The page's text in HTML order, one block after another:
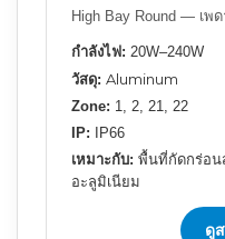
High Bay Round — เพ
กำลังไฟ: 20W–240W
วัสดุ: Aluminum
Zone: 1, 2, 21, 22
IP: IP66
เหมาะกับ: พื้นที่กัดกร่อน
อะลูมิเนียม
ดู